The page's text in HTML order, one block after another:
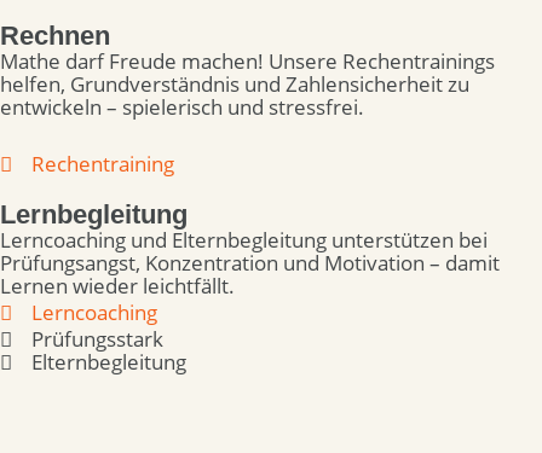
Rechnen
Mathe darf Freude machen! Unsere Rechentrainings
helfen, Grundverständnis und Zahlensicherheit zu
entwickeln – spielerisch und stressfrei.
Rechentraining
Lernbegleitung
Lerncoaching und Elternbegleitung unterstützen bei
Prüfungsangst, Konzentration und Motivation – damit
Lernen wieder leichtfällt.
Lerncoaching
Prüfungsstark
Elternbegleitung